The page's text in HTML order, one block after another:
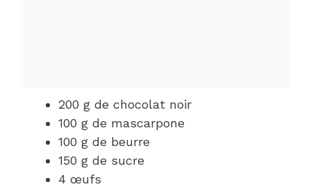
200 g de chocolat noir
100 g de mascarpone
100 g de beurre
150 g de sucre
4 œufs